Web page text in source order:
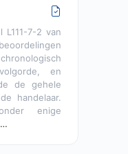
7-2 van
en
de gehele
handelaar.
enige